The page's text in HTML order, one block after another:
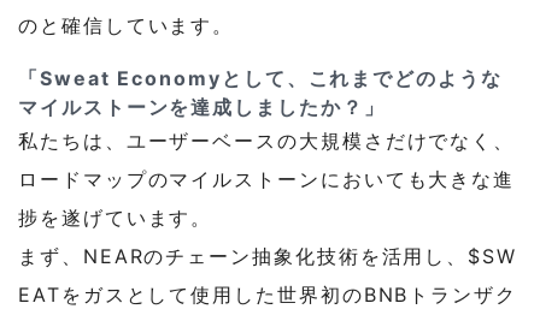
のと確信しています。
「Sweat Economyとして、これまでどのような
マイルストーンを達成しましたか？」
私たちは、ユーザーベースの大規模さだけでなく、
ロードマップのマイルストーンにおいても大きな進
捗を遂げています。
まず、NEARのチェーン抽象化技術を活用し、$SW
EATをガスとして使用した世界初のBNBトランザク